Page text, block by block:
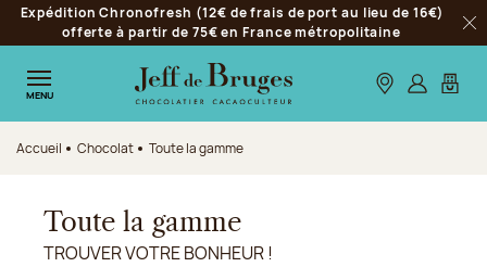
Aller à la navigation
Aller au contenu principal
Aller au pied de page
Expédition Chronofresh (12€ de frais de port au lieu de 16€)
offerte à partir de 75€ en France métropolitaine
MENU Nos boutiques
S’identifier
Mon
Accueil Chocolat Toute la gamme
Toute la gamme
TROUVER VOTRE BONHEUR !